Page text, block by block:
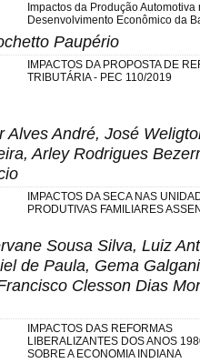
Impactos da Produção Automotiva
Desenvolvimento Econômico da
Paupério
IMPACTOS DA PROPOSTA DE
TRIBUTÁRIA - PEC 110/2019
Alves André, José
Arley Rodrigues
IMPACTOS DA SECA NAS
PRODUTIVAS FAMILIARES
Sousa Silva, Luiz
de Paula, Gema
Clesson Dias
IMPACTOS DAS REFORMAS
LIBERALIZANTES DOS ANOS
SOBRE A ECONOMIA INDIANA